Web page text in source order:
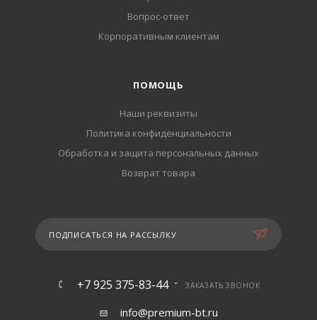
Вопрос-ответ
Корпоративным клиентам
ПОМОЩЬ
Наши реквизиты
Политика конфиденциальности
Обработка и защита персональных данных
Возврат товара
ПОДПИСАТЬСЯ НА РАССЫЛКУ
+7 925 375-83-44 ЗАКАЗАТЬ ЗВОНОК
info@premium-bt.ru